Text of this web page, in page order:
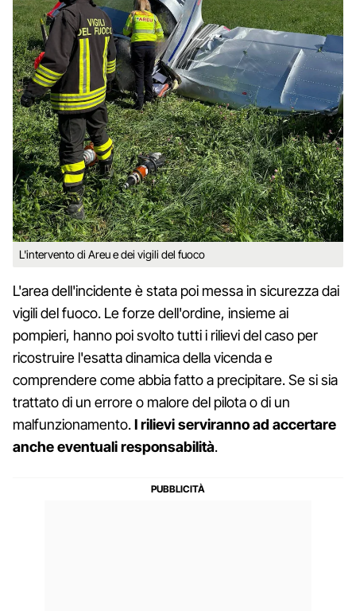
L'intervento di Areu e dei vigili del fuoco
L'area dell'incidente è stata poi messa in sicurezza dai
vigili del fuoco. Le forze dell'ordine, insieme ai
pompieri, hanno poi svolto tutti i rilievi del caso per
ricostruire l'esatta dinamica della vicenda e
comprendere come abbia fatto a precipitare. Se si sia
trattato di un errore o malore del pilota o di un
malfunzionamento.I rilievi serviranno ad accertare
anche eventuali responsabilità.